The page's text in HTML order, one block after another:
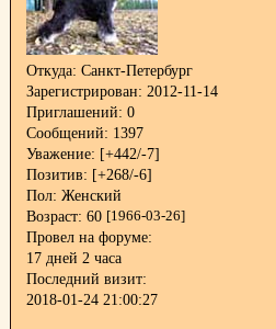
Откуда: Санкт-Петербург
Зарегистрирован: 2012-11-14
Приглашений: 0
Сообщений: 1397
Уважение: [+442/-7]
Позитив: [+268/-6]
Пол: Женский
Возраст: 60 [1966-03-26]
Провел на форуме:
17 дней 2 часа
Последний визит:
2018-01-24 21:00:27